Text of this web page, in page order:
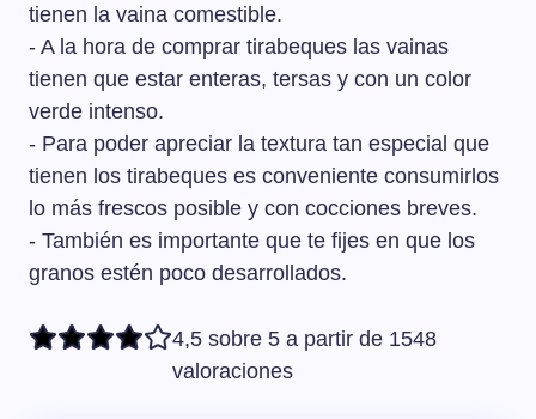
tienen la vaina comestible.
- A la hora de comprar tirabeques las vainas
tienen que estar enteras, tersas y con un color
verde intenso.
- Para poder apreciar la textura tan especial que
tienen los tirabeques es conveniente consumirlos
lo más frescos posible y con cocciones breves.
- También es importante que te fijes en que los
granos estén poco desarrollados.
4,5 sobre 5 a partir de 1548
valoraciones